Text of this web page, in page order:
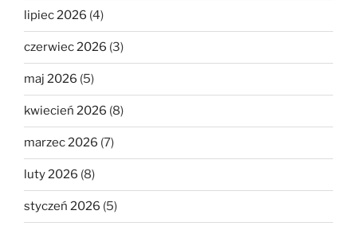
lipiec 2026 (4)
czerwiec 2026 (3)
maj 2026 (5)
kwiecień 2026 (8)
marzec 2026 (7)
luty 2026 (8)
styczeń 2026 (5)